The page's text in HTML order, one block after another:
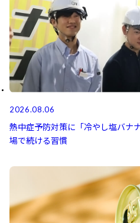
2026.08.06
熱中症予防対策に「冷やし塩バナ
場で続ける習慣